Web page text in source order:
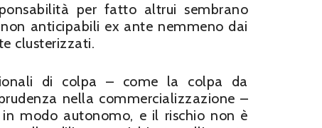
per fatto altrui sembrano
anticipabili ex ante nemmeno dai
clusterizzati.
di colpa – come la colpa da
nella commercializzazione –
modo autonomo, e il rischio non è